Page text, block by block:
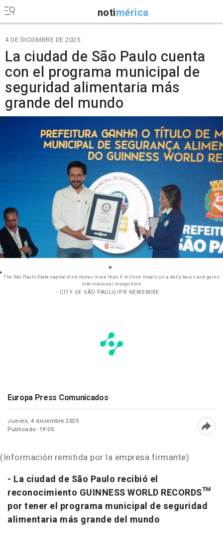
notimérica
4 DE DICIEMBRE DE 2025
La ciudad de São Paulo cuenta
con el programa municipal de
seguridad alimentaria más
grande del mundo
The São Paulo State capital distributes more than 3 million meals on a daily basis and gains
international recognition
- CITY OF SÃO PAULO/PR NEWSWIRE
Europa Press Comunicados
Jueves, 4 diciembre 2025
Publicado: 19:05
(Información remitida por la empresa firmante)
- La ciudad de São Paulo recibió el
reconocimiento GUINNESS WORLD RECORDS™
por tener el programa municipal de seguridad
alimentaria más grande del mundo